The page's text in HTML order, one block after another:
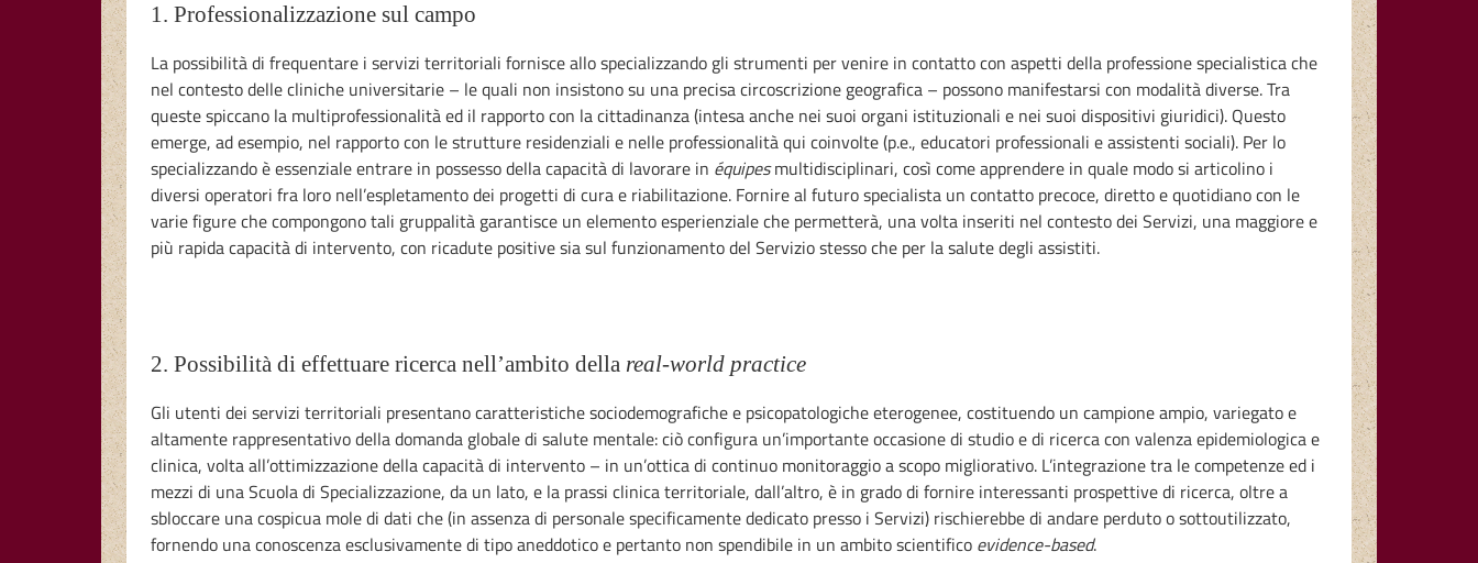
1. Professionalizzazione sul campo
La possibilità di frequentare i servizi territoriali fornisce allo specializzando gli strumenti per venire in contatto con aspetti della professione specialistica che
nel contesto delle cliniche universitarie – le quali non insistono su una precisa circoscrizione geografica – possono manifestarsi con modalità diverse. Tra
queste spiccano la multiprofessionalità ed il rapporto con la cittadinanza (intesa anche nei suoi organi istituzionali e nei suoi dispositivi giuridici). Questo
emerge, ad esempio, nel rapporto con le strutture residenziali e nelle professionalità qui coinvolte (p.e., educatori professionali e assistenti sociali). Per lo
specializzando è essenziale entrare in possesso della capacità di lavorare in équipesmultidisciplinari, così come apprendere in quale modo si articolino i
diversi operatori fra loro nell’espletamento dei progetti di cura e riabilitazione. Fornire al futuro specialista un contatto precoce, diretto e quotidiano con le
varie figure che compongono tali gruppalità garantisce un elemento esperienziale che permetterà, una volta inseriti nel contesto dei Servizi, una maggiore e
più rapida capacità di intervento, con ricadute positive sia sul funzionamento del Servizio stesso che per la salute degli assistiti.
2. Possibilità di effettuare ricerca nell’ambito della real-world practice
Gli utenti dei servizi territoriali presentano caratteristiche sociodemografiche e psicopatologiche eterogenee, costituendo un campione ampio, variegato e
altamente rappresentativo della domanda globale di salute mentale: ciò configura un’importante occasione di studio e di ricerca con valenza epidemiologica e
clinica, volta all’ottimizzazione della capacità di intervento – in un’ottica di continuo monitoraggio a scopo migliorativo. L’integrazione tra le competenze ed i
mezzi di una Scuola di Specializzazione, da un lato, e la prassi clinica territoriale, dall’altro, è in grado di fornire interessanti prospettive di ricerca, oltre a
sbloccare una cospicua mole di dati che (in assenza di personale specificamente dedicato presso i Servizi) rischierebbe di andare perduto o sottoutilizzato,
fornendo una conoscenza esclusivamente di tipo aneddotico e pertanto non spendibile in un ambito scientifico evidence-based.